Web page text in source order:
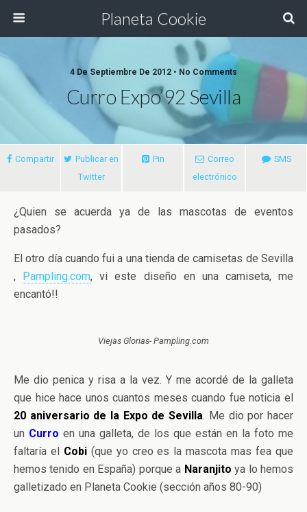
Planeta Cookie
4 De Septiembre De 2012 • No Comments
Curro Expo’92 Sevilla
Compartir
Publicar en
Twitter
Pin
Correo
electrónico
SMS
¿Quien se acuerda ya de las mascotas de eventos
pasados?
El otro día cuando fui a una tienda de camisetas de Sevilla
, Pampling.com, vi este diseño en una camiseta, me
encantó!!
Viejas Glorias- Pampling.com
Me dio penica y risa a la vez. Y me acordé de la galleta
que hice hace unos cuantos meses cuando fue noticia el
20 aniversario de la Expo de Sevilla. Me dio por hacer
un Curro en una galleta, de los que están en la foto me
faltaría el Cobi (que yo creo es la mascota mas fea que
hemos tenido en España) porque a Naranjito ya lo hemos
galletizado en Planeta Cookie (sección años 80-90)